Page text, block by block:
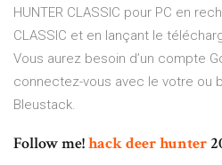
HUNTER CLASSIC pour PC en
CLASSIC et en lançant le
Vous aurez besoin d’un compte
connectez-vous avec le votre ou
Bleustack.
Follow me!hackdeerhunter